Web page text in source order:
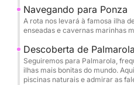
dessas ilhas. Você pode
espaçoso deck,
incrivelmente cristalinas e
e infláveis, tudo em uma
serenidade.
Navegando para Ponza
A rota nos levará à famosa ilha
enseadas e cavernas marinhas
Descoberta de Palmarola
Seguiremos para Palmarola,
ilhas mais bonitas do mundo.
piscinas naturais e admirar as